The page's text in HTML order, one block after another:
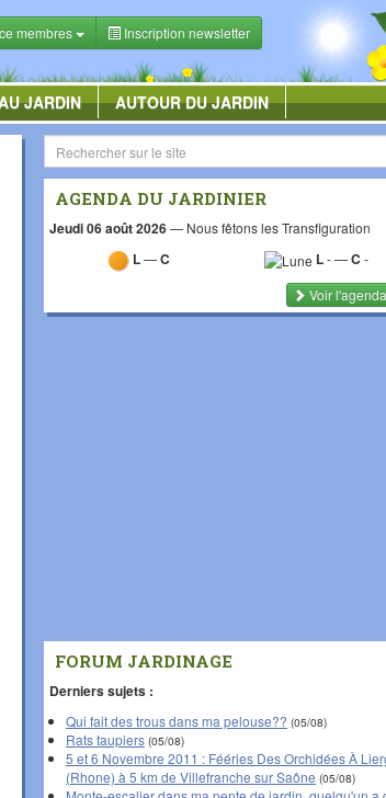
membres Inscription newsletter
JARDIN AUTOUR DU JARDIN
AGENDA DU JARDINIER
Jeudi 06 août 2026— Nous fêtons les Transfiguration
L—C L-—C-
Voir
FORUM JARDINAGE
Derniers sujets :
Qui fait des trous dans ma pelouse?? (05/08)
Rats taupiers (05/08)
5 et 6 Novembre 2011 : Fééries Des Orchidées À
(Rhone) à 5 km de Villefranche sur Saône (05/08)